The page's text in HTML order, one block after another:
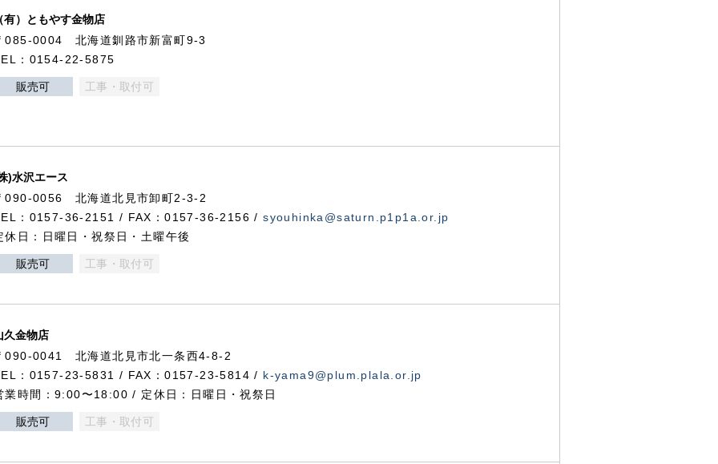
有）ともやす金物店
085-0004 北海道釧路市新富町9-3
：0154-22-5875
販売可 工事・取付可
)水沢エース
090-0056 北海道北見市卸町2-3-2
：0157-36-2151 / FAX：0157-36-2156 /syouhinka@saturn.p1p1a.or.jp
休日：日曜日・祝祭日・土曜午後
販売可 工事・取付可
久金物店
090-0041 北海道北見市北一条西4-8-2
：0157-23-5831 / FAX：0157-23-5814 / k-yama9@plum.plala.or.jp
業時間：9:00〜18:00 / 定休日：日曜日・祝祭日
販売可 工事・取付可